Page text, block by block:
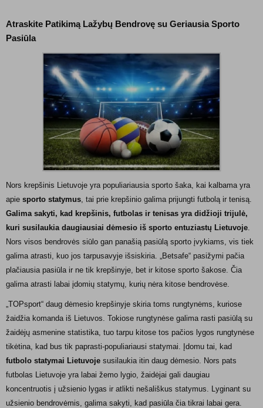
Atraskite Patikimą Lažybų Bendrovę su Geriausia Sporto
Pasiūla
Nors krepšinis Lietuvoje yra populiariausia sporto šaka, kai kalbama yra
apie sporto statymus, tai prie krepšinio galima prijungti futbolą ir tenisą.
Galima sakyti, kad krepšinis, futbolas ir tenisas yra didžioji trijulė,
kuri susilaukia daugiausiai dėmesio iš sporto entuziastų Lietuvoje.
Nors visos bendrovės siūlo gan panašią pasiūlą sporto įvykiams, vis tiek
galima atrasti, kuo jos tarpusavyje išsiskiria. „Betsafe“ pasižymi pačia
plačiausia pasiūla ir ne tik krepšinyje, bet ir kitose sporto šakose. Čia
galima atrasti labai įdomių statymų, kurių nėra kitose bendrovėse.
„TOPsport“ daug dėmesio krepšinyje skiria toms rungtynėms, kuriose
žaidžia komanda iš Lietuvos. Tokiose rungtynėse galima rasti pasiūlą su
žaidėjų asmenine statistika, tuo tarpu kitose tos pačios lygos rungtynėse
tikėtina, kad bus tik paprasti-populiariausi statymai. Įdomu tai, kad
futbolo statymai Lietuvoje susilaukia itin daug dėmesio. Nors pats
futbolas Lietuvoje yra labai žemo lygio, žaidėjai gali daugiau
koncentruotis į užsienio lygas ir atlikti nešališkus statymus. Lyginant su
užsienio bendrovėmis, galima sakyti, kad pasiūla čia tikrai labai gera.